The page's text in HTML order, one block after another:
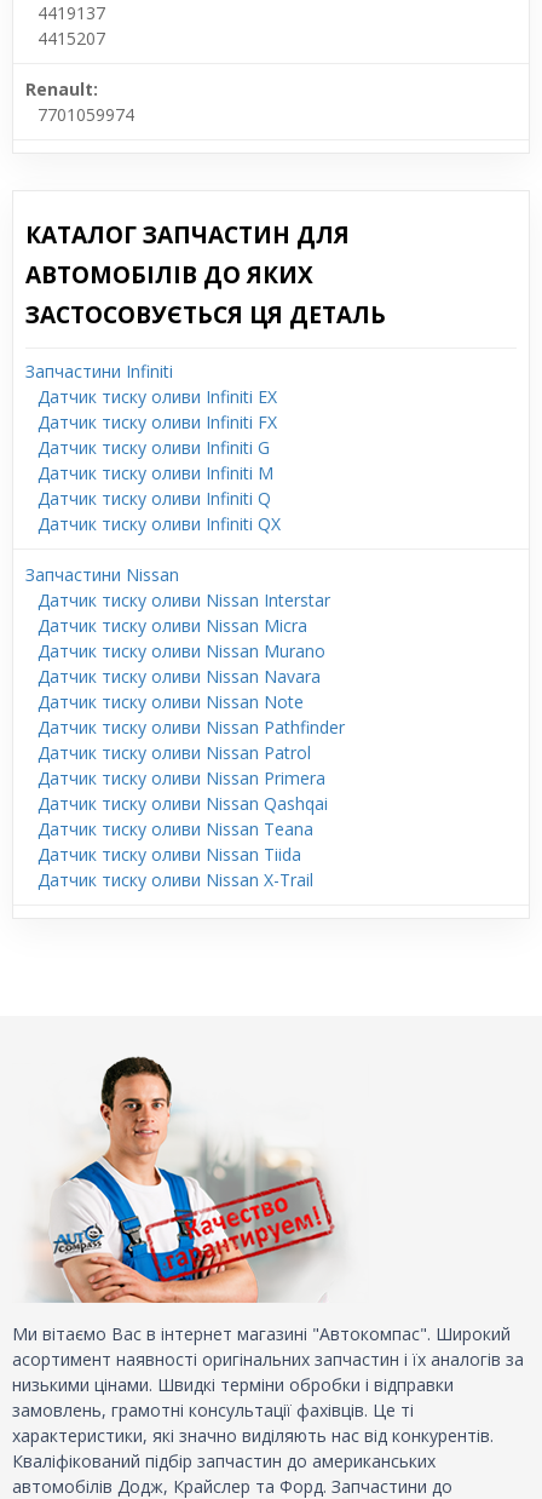
4419137
4415207
Renault:
7701059974
КАТАЛОГ ЗАПЧАСТИН ДЛЯ
АВТОМОБІЛІВ ДО ЯКИХ
ЗАСТОСОВУЄТЬСЯ ЦЯ ДЕТАЛЬ
Запчастини Infiniti
Датчик тиску оливи Infiniti EX
Датчик тиску оливи Infiniti FX
Датчик тиску оливи Infiniti G
Датчик тиску оливи Infiniti M
Датчик тиску оливи Infiniti Q
Датчик тиску оливи Infiniti QX
Запчастини Nissan
Датчик тиску оливи Nissan Interstar
Датчик тиску оливи Nissan Micra
Датчик тиску оливи Nissan Murano
Датчик тиску оливи Nissan Navara
Датчик тиску оливи Nissan Note
Датчик тиску оливи Nissan Pathfinder
Датчик тиску оливи Nissan Patrol
Датчик тиску оливи Nissan Primera
Датчик тиску оливи Nissan Qashqai
Датчик тиску оливи Nissan Teana
Датчик тиску оливи Nissan Tiida
Датчик тиску оливи Nissan X-Trail
Ми вітаємо Вас в інтернет магазині "Автокомпас". Широкий
асортимент наявності оригінальних запчастин і їх аналогів за
низькими цінами. Швидкі терміни обробки і відправки
замовлень, грамотні консультації фахівців. Це ті
характеристики, які значно виділяють нас від конкурентів.
Кваліфікований підбір запчастин до американських
автомобілів Додж, Крайслер та Форд. Запчастини до